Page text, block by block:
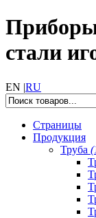
стали
EN |RU
Страницы
Продукция
Труба